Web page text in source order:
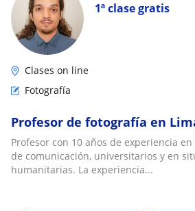
1ª clase gratis
Clases on line
Fotografía
Profesor de fotografía en
Profesor con 10 años de experiencia
de comunicación, universitarios y en
humanitarias. La experiencia...